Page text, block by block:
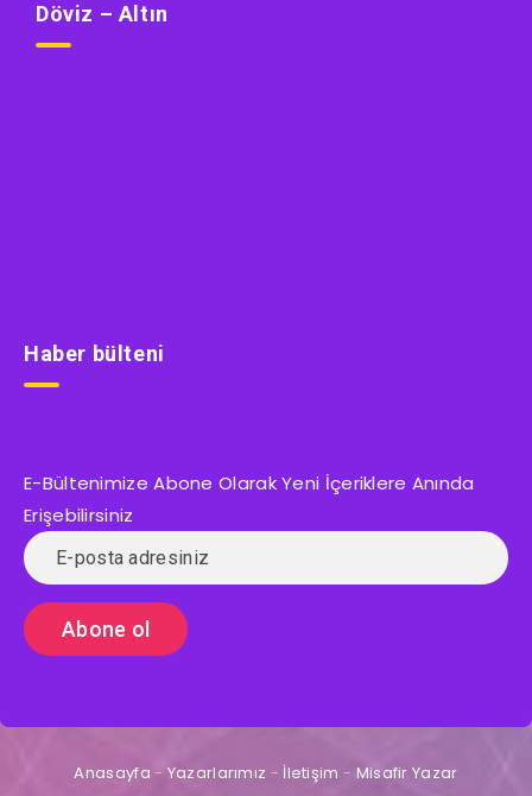
Döviz – Altın
Haber bülteni
E-Bültenimize Abone Olarak Yeni İçeriklere Anında
Erişebilirsiniz
Anasayfa - Yazarlarımız - İletişim - Misafir Yazar